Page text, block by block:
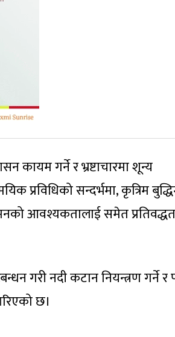
कायम गर्ने र भ्रष्टाचारमा शून्य
सन्दर्भमा, कृत्रिम
आवश्यकतालाई समेत
गरी नदी कटान नियन्त्रण गर्ने र
छ।